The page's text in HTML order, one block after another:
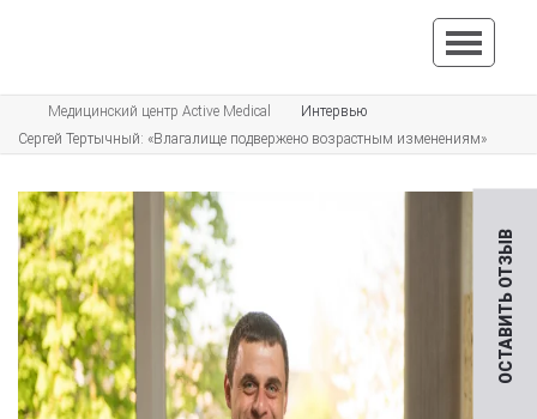
ОСТАВИТЬ ОТЗЫВ
Медицинский центр Active Medical
Интервью
Сергей Тертычный: «Влагалище подвержено возрастным изменениям»